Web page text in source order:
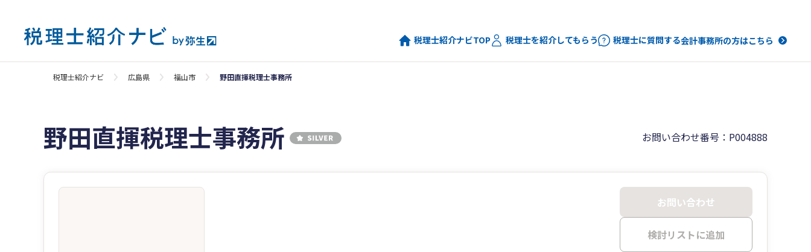
税理士紹介ナビTOP 税理士を紹介してもらう 税理士に質問する会計事務所の方はこちら
税理士紹介ナビ 広島県 福山市 野田直揮税理士事務所
野田直揮税理士事務所 お問い合わせ番号：P004888
お問い合わせ
検討リストに追加